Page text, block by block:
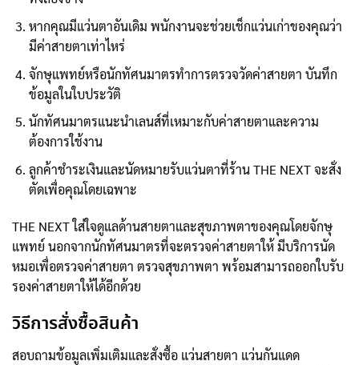
หากคุณมีแว่นตาอันเดิม พนักงานจะช่วยเช็กแว่นเก่าของคุณว่า
มีค่าสายตาเท่าไหร่
จักษุแพทย์หรือนักทัศนมาตรทำการตรวจวัดค่าสายตา บันทึก
ข้อมูลในใบประวัติ
นักทัศนมาตรแนะนำเลนส์ที่เหมาะกับค่าสายตาและความ
ต้องการใช้งาน
ลูกค้าชำระเงินและนัดหมายรับแว่นตาที่ร้าน THE NEXT จะสั่ง
ตัดเพื่อคุณโดยเฉพาะ
THE NEXT ใส่ใจดูแลด้านสายตาและสุขภาพตาของคุณโดยจักษุ
แพทย์ นอกจากนักทัศนมาตรที่จะตรวจค่าสายตาให้ มีบริการนัด
หมอเพื่อตรวจค่าสายตา ตรวจสุขภาพตา พร้อมสามารถออกใบรับ
รองค่าสายตาให้ได้อีกด้วย
วิธีการสั่งซื้อสินค้า
สอบถามข้อมูลเพิ่มเติมและสั่งซื้อ แว่นสายตา แว่นกันแดด